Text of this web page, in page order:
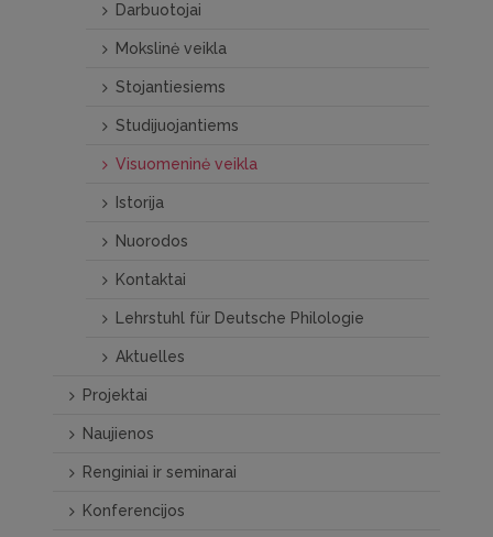
Darbuotojai
Mokslinė veikla
Stojantiesiems
Studijuojantiems
Visuomeninė veikla
Istorija
Nuorodos
Kontaktai
Lehrstuhl für Deutsche Philologie
Aktuelles
Projektai
Naujienos
Renginiai ir seminarai
Konferencijos